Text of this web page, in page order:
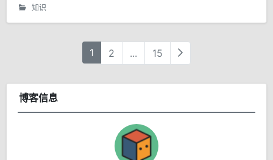
知识
1 2 ... 15
博客信息